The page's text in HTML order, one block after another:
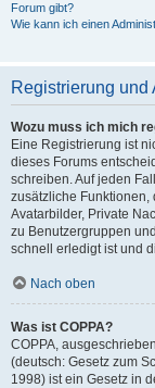
Forum gibt?
Wie kann ich einen
Registrierung und
Wozu muss ich mich
Eine Registrierung ist
dieses Forums
schreiben. Auf jeden
zusätzliche Funktionen,
Avatarbilder, Private
zu Benutzergruppen
schnell erledigt ist und
Nach oben
Was ist COPPA?
COPPA,
(deutsch: Gesetz zum
1998) ist ein Gesetz in